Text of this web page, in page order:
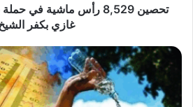
غازي
تحصين 8,529 رأس ماشية
غازي بكفر
استمرار
الارتفاع
الطفيف